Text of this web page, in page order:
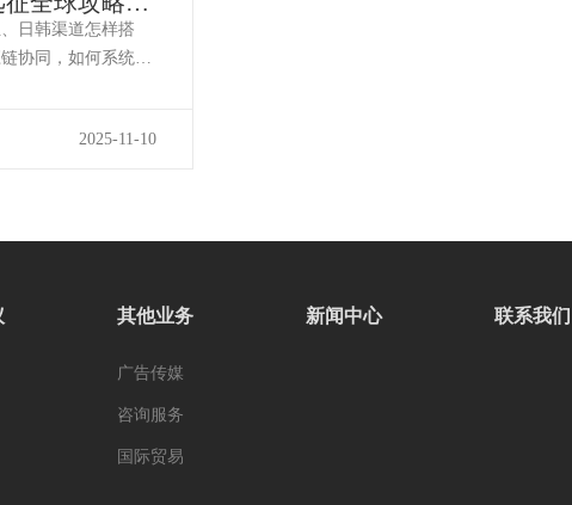
作沙龙报名
日韩渠道怎样搭
协同，如何系统发
在四川宜宾国际会展
2025-11-10
其他业务
广告传媒
咨询服务
国际贸易
新闻中心 联系我们